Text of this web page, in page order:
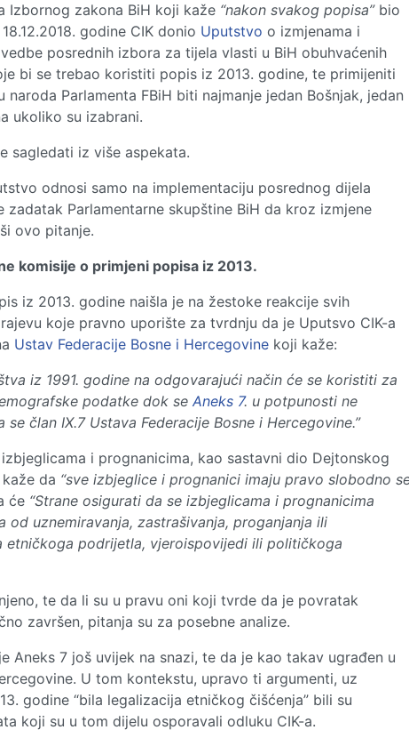
Izbornog zakona BiH koji kaže “nakon svakog popisa”bio
godine CIK donio Uputstvo o izmjenama i
posrednih izbora za tijela vlasti u BiH obuhvaćenih
bi se trebao koristiti popis iz 2013. godine, te primijeniti
Parlamenta FBiH biti najmanje jedan Bošnjak, jedan
ukoliko su izabrani.
sagledati iz više aspekata.
odnosi samo na implementaciju posrednog dijela
Parlamentarne skupštine BiH da kroz izmjene
ovo pitanje.
komisije o primjeni popisa iz 2013.
iz 2013. godine naišla je na žestoke reakcije svih
koje pravno uporište za tvrdnju da je Uputsvo CIK-a
Ustav Federacije Bosne i Hercegovine koji kaže:
iz 1991. godine na odgovarajući način će se koristiti za
podatke dok se Aneks 7. u potpunosti ne
član IX.7 Ustava Federacije Bosne i Hercegovine.”
i prognanicima, kao sastavni dio Dejtonskog
da “sve izbjeglice i prognanici imaju pravo slobodno
će “Strane osigurati da se izbjeglicama i prognanicima
uznemiravanja, zastrašivanja, proganjanja ili
etničkoga podrijetla, vjeroispovijedi ili političkoga
te da li su u pravu oni koji tvrde da je povratak
završen, pitanja su za posebne analize.
Aneks 7 još uvijek na snazi, te da je kao takav ugrađen u
U tom kontekstu, upravo ti argumenti, uz
godine “bila legalizacija etničkog čišćenja” bili su
koji su u tom dijelu osporavali odluku CIK-a.